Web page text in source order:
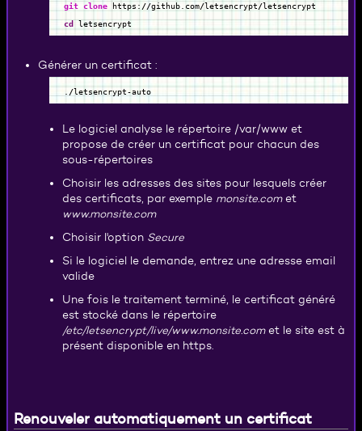
git clone https: //github.com/letsencrypt/letsencrypt
cdletsencrypt
Générer un certificat :
/letsencrypt-auto
Le logiciel analyse le répertoire /var/www et
propose de créer un certificat pour chacun des
sous-répertoires
Choisir les adresses des sites pour lesquels créer
des certificats, par exemple monsite.comet
www.monsite.com
Choisir l'option Secure
Si le logiciel le demande, entrez une adresse email
valide
Une fois le traitement terminé, le certificat généré
est stocké dans le répertoire
/etc/letsencrypt/live/www.monsite.comet le site est à
présent disponible en https.
Renouveler automatiquement un certificat